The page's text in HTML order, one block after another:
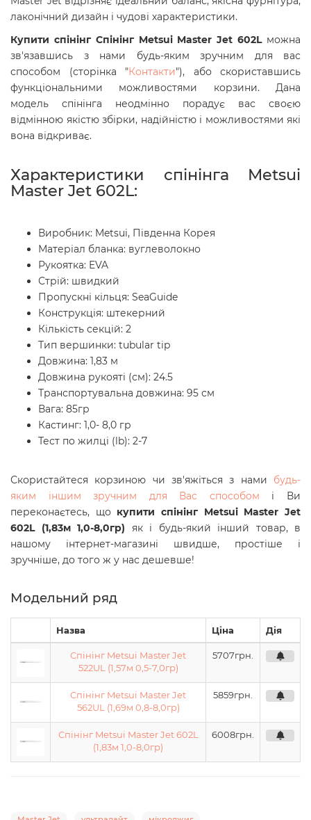
лаконічний дизайн і чудові характеристики.
Купити спінінг Спінінг Metsui Master Jet 602L можна
зв'язавшись з нами будь-яким зручним для вас
способом (сторінка "Контакти"), або скориставшись
функціональними можливостями корзини. Дана
модель спінінга неодмінно порадує вас своєю
відмінною якістю збірки, надійністю і можливостями які
вона відкриває.
Характеристики спінінга Metsui
Master Jet 602L:
Виробник: Metsui, Південна Корея
Матеріал бланка: вуглеволокно
Рукоятка: EVA
Стрій: швидкий
Пропускні кільця: SeaGuide
Конструкція: штекерний
Кількість секцій: 2
Тип вершинки: tubular tip
Довжина: 1,83 м
Довжина рукояті (см): 24.5
Транспортувальна довжина: 95 см
Вага: 85гр
Кастинг: 1,0- 8,0 гр
Тест по жилці (lb): 2-7
Скористайтеся корзиною чи зв'яжіться з нами будь-
яким іншим зручним для Вас способом і Ви
переконаєтесь, що купити спінінг Metsui Master Jet
602L (1,83м 1,0-8,0гр) як і будь-який інший товар, в
нашому інтернет-магазині швидше, простіше і
зручніше, до того ж у нас дешевше!
Модельний ряд
Назва Ціна Дія
Спінінг Metsui Master Jet
522UL (1,57м 0,5-7,0гр)
5707грн.
Спінінг Metsui Master Jet
562UL (1,69м 0,8-8,0гр)
5859грн.
Спінінг Metsui Master Jet 602L
(1,83м 1,0-8,0гр)
6008грн.